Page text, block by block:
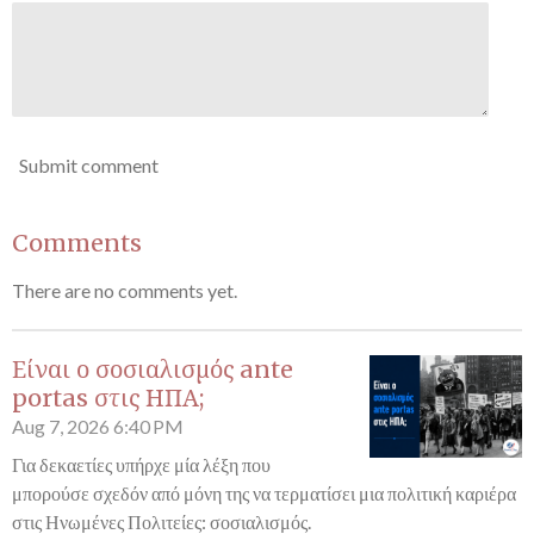
Submit comment
Comments
There are no comments yet.
Είναι ο σοσιαλισμός ante
portas στις ΗΠΑ;
Aug 7, 2026 6:40 PM
Για δεκαετίες υπήρχε μία λέξη που
μπορούσε σχεδόν από μόνη της να τερματίσει μια πολιτική καριέρα
στις Ηνωμένες Πολιτείες: σοσιαλισμός.